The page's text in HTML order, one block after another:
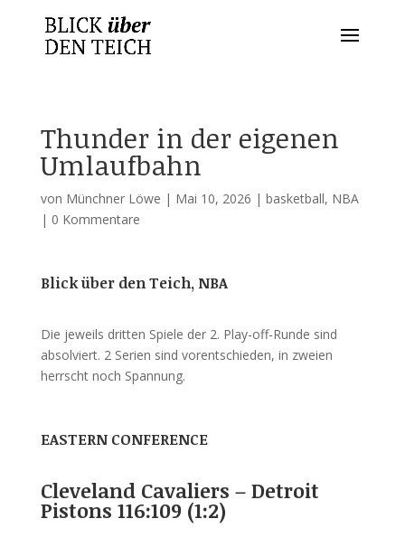
Thunder in der eigenen
Umlaufbahn
von Münchner Löwe | Mai 10, 2026 | basketball, NBA
| 0 Kommentare
Blick über den Teich, NBA
Die jeweils dritten Spiele der 2. Play-off-Runde sind
absolviert. 2 Serien sind vorentschieden, in zweien
herrscht noch Spannung.
EASTERN CONFERENCE
Cleveland Cavaliers – Detroit
Pistons 116:109 (1:2)